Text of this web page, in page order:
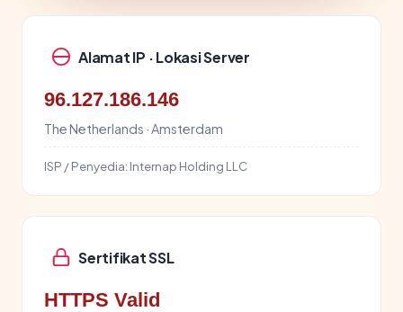
Alamat IP · Lokasi Server
96.127.186.146
The Netherlands · Amsterdam
ISP / Penyedia: Internap Holding LLC
Sertifikat SSL
HTTPS Valid